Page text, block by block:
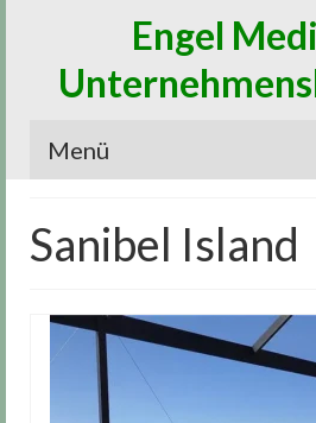
Engel
Menü
Medien
Digitalisierung
Marketing
Vertrieb
Sanibel Island